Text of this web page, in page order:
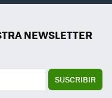
NEWSLETTER
SUSCRIBIR